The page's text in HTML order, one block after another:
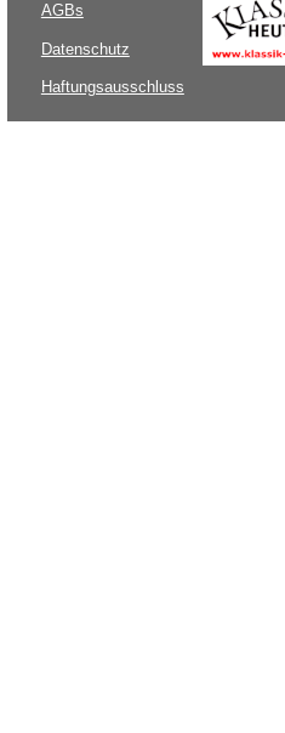
AGBs
Datenschutz
Haftungsausschluss